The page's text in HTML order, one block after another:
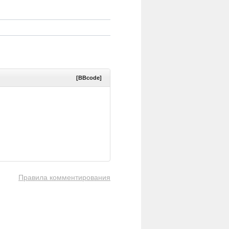
[BBcode]
Правила комментирования